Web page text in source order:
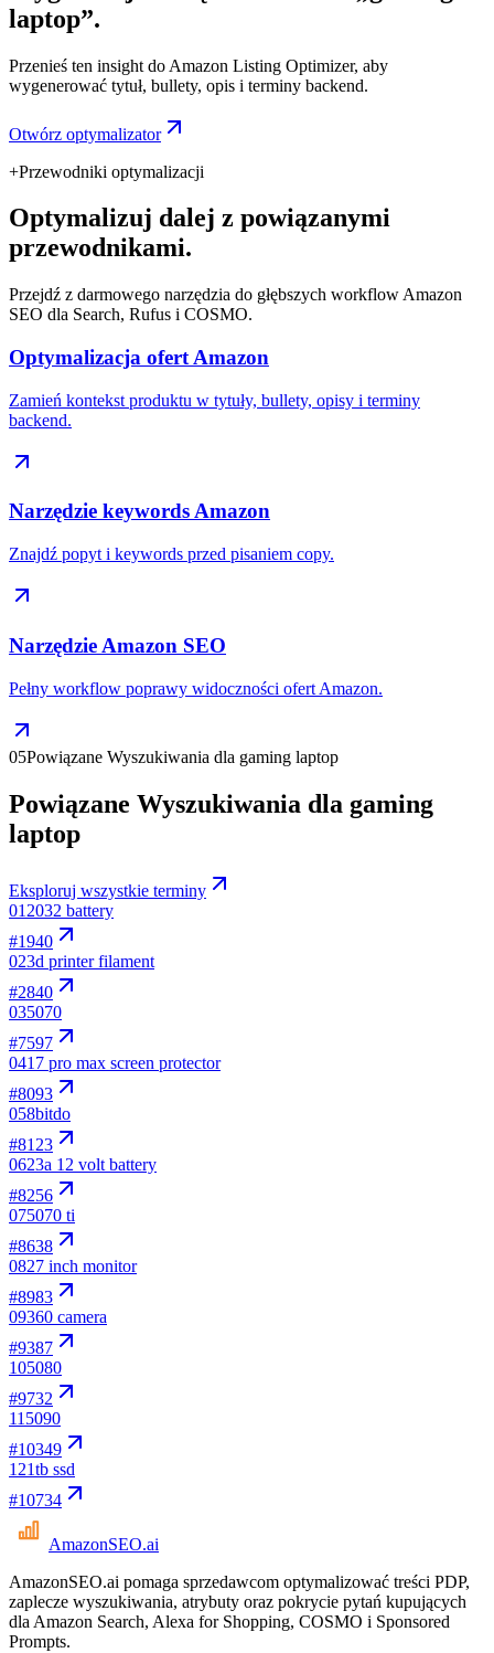
laptop”.
Przenieś ten insight do Amazon Listing Optimizer, aby
wygenerować tytuł, bullety, opis i terminy backend.
Otwórz optymalizator
+Przewodniki optymalizacji
Optymalizuj dalej z powiązanymi
przewodnikami.
Przejdź z darmowego narzędzia do głębszych workflow Amazon
SEO dla Search, Rufus i COSMO.
Optymalizacja ofert Amazon
Zamień kontekst produktu w tytuły, bullety, opisy i terminy
backend.
Narzędzie keywords Amazon
Znajdź popyt i keywords przed pisaniem copy.
Narzędzie Amazon SEO
Pełny workflow poprawy widoczności ofert Amazon.
05Powiązane Wyszukiwania dla gaming laptop
Powiązane Wyszukiwania dla gaming
laptop
Eksploruj wszystkie terminy
012032 battery
#1940
023d printer filament
#2840
035070
#7597
0417 pro max screen protector
#8093
058bitdo
#8123
0623a 12 volt battery
#8256
075070 ti
#8638
0827 inch monitor
#8983
09360 camera
#9387
105080
#9732
115090
#10349
121tb ssd
#10734
AmazonSEO.ai
AmazonSEO.ai pomaga sprzedawcom optymalizować treści PDP,
zaplecze wyszukiwania, atrybuty oraz pokrycie pytań kupujących
dla Amazon Search, Alexa for Shopping, COSMO i Sponsored
Prompts.